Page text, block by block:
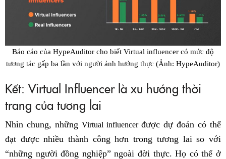
Báo cáo của HypeAuditor cho biết Virtual influencer có mức độ
tương tác gấp ba lần với người ảnh hưởng thực (Ảnh: HypeAuditor)
Kết: Virtual Influencer là xu hướng thời
trang của tương lai
Nhìn chung, những Virtual influencerđược dự đoán có thể
đạt được nhiều thành công hơn trong tương lai so với
“những người đồng nghiệp” ngoài đời thực. Họ có thể ở